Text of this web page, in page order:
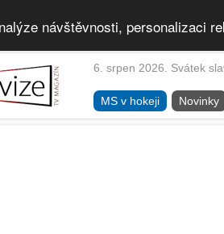
návštěvnosti, personalizaci
6. srpen 2026. Svátek
MS v hokeji Novinky